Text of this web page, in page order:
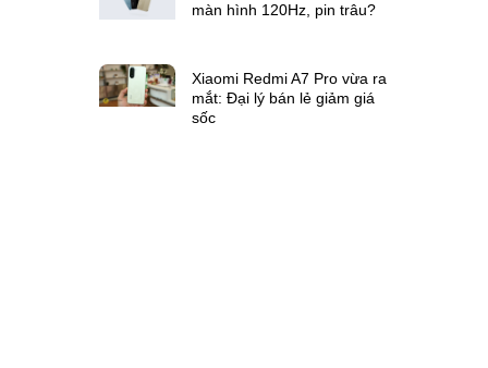
màn hình 120Hz, pin trâu?
Xiaomi Redmi A7 Pro vừa ra
mắt: Đại lý bán lẻ giảm giá
sốc